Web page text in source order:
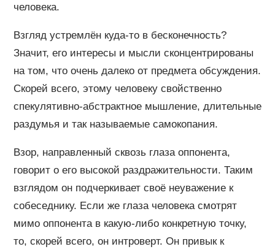
человека.
Взгляд устремлён куда-то в бесконечность?
Значит, его интересы и мысли сконцентрированы
на том, что очень далеко от предмета обсуждения.
Скорей всего, этому человеку свойственно
спекулятивно-абстрактное мышление, длительные
раздумья и так называемые самокопания.
Взор, направленный сквозь глаза оппонента,
говорит о его высокой раздражительности. Таким
взглядом он подчеркивает своё неуважение к
собеседнику. Если же глаза человека смотрят
мимо оппонента в какую-либо конкретную точку,
то, скорей всего, он интроверт. Он привык к